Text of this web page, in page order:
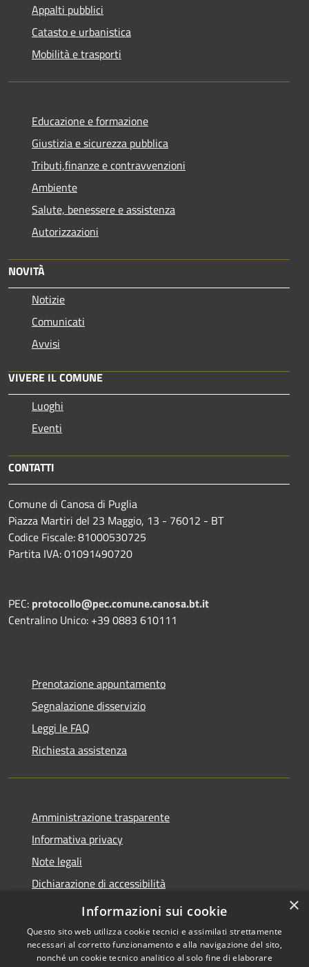
Appalti pubblici
Catasto e urbanistica
Mobilità e trasporti
Educazione e formazione
Giustizia e sicurezza pubblica
Tributi,finanze e contravvenzioni
Ambiente
Salute, benessere e assistenza
Autorizzazioni
NOVITÀ
Notizie
Comunicati
Avvisi
VIVERE IL COMUNE
Luoghi
Eventi
CONTATTI
Comune di Canosa di Puglia
Piazza Martiri del 23 Maggio, 13 - 76012 - BT
Codice Fiscale: 81000530725
Partita IVA: 01091490720
PEC: protocollo@pec.comune.canosa.bt.it
Centralino Unico: +39 0883 610111
Prenotazione appuntamento
Segnalazione disservizio
Leggi le FAQ
Richiesta assistenza
Amministrazione trasparente
Informativa privacy
Note legali
Dichiarazione di accessibilità
WhistleblowingPA
×
Informazioni sui cookie
Questo sito web utilizza cookie tecnici e assimilati strettamente
necessari al corretto funzionamento e alla navigazione del sito,
nonché un cookie tecnico analitico al solo fine di elaborare